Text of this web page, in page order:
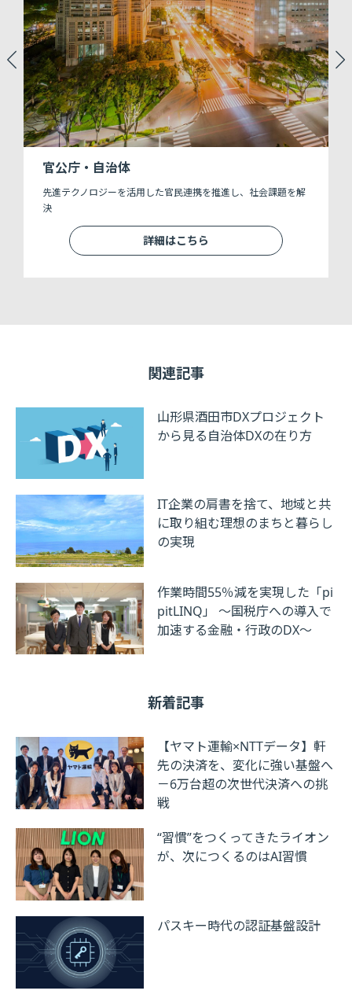
関連記事
山形県酒田市DXプロジェクト
から見る自治体DXの在り方
IT企業の肩書を捨て、地域と共
に取り組む理想のまちと暮らし
の実現
作業時間55％減を実現した「pi
pitLINQ」 ～国税庁への導入で
加速する金融・行政のDX～
新着記事
【ヤマト運輸×NTTデータ】軒
先の決済を、変化に強い基盤へ
－6万台超の次世代決済への挑
戦
“習慣”をつくってきたライオン
が、次につくるのはAI習慣
パスキー時代の認証基盤設計
官公庁・自治体
先進テクノロジーを活用した官民連携を推進し、社会課題を解
決
詳細はこちら